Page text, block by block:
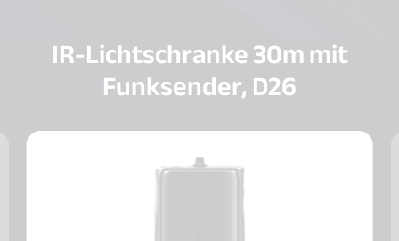
IR-Lichtschranke 30m mit
Funksender, D26